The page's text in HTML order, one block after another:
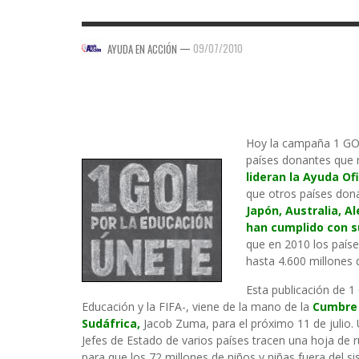
AYUDA EN ACCIÓN — 09/07/2010
Hoy la campaña 1
países donantes
lideran la Ayuda
que otros países
Japón, Australia,
han cumplido con
que en 2010 los
hasta 4.600 millones
Esta publicación de
Educación y la FIFA-, viene de la mano de la
Sudáfrica, Jacob Zuma, para el próximo 11 de
Jefes de Estado de varios países tracen una hoja